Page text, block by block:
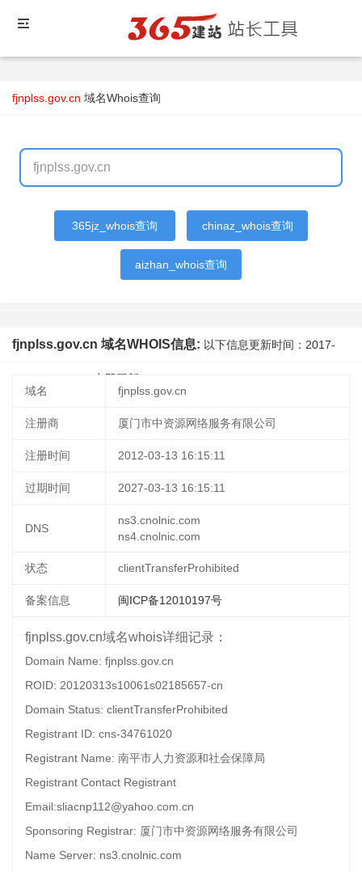
fjnplss.gov.cn 域名Whois查询
365jz_whois查询 chinaz_whois查询
aizhan_whois查询
fjnplss.gov.cn 域名WHOIS信息: 以下信息更新时间： 2017-
立即更新
域名
fjnplss.gov.cn
注册商 厦门市中资源网络服务有限公司
注册时间 2012-03-13 16:15:11
过期时间 2027-03-13 16:15:11
DNS
ns3.cnolnic.com
ns4.cnolnic.com
状态 clientTransferProhibited
备案信息 闽ICP备12010197号
fjnplss.gov.cn域名whois详细记录：
Domain Name: fjnplss.gov.cn
ROID: 20120313s10061s02185657-cn
Domain Status: clientTransferProhibited
Registrant ID: cns-34761020
Registrant Name: 南平市人力资源和社会保障局
Registrant Contact Registrant
Email:sliacnp112@yahoo.com.cn
Sponsoring Registrar: 厦门市中资源网络服务有限公司
Name Server: ns3.cnolnic.com